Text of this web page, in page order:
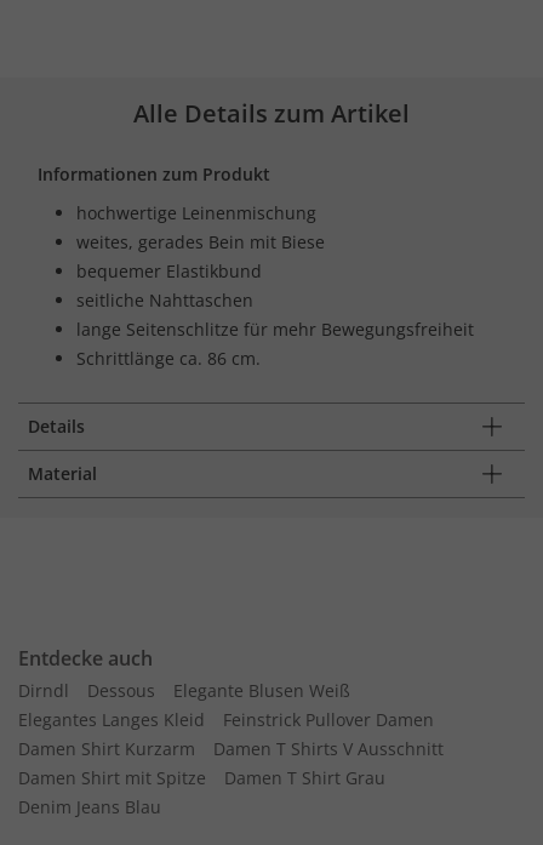
Alle Details zum Artikel
Informationen zum Produkt
hochwertige Leinenmischung
weites, gerades Bein mit Biese
bequemer Elastikbund
seitliche Nahttaschen
lange Seitenschlitze für mehr Bewegungsfreiheit
Schrittlänge ca. 86 cm.
Details
Material
Entdecke auch
Dirndl Dessous
Elegante Blusen Weiß
Elegantes Langes Kleid
Feinstrick Pullover Damen
Damen Shirt Kurzarm
Damen T Shirts V Ausschnitt
Damen Shirt mit Spitze
Damen T Shirt Grau
Denim Jeans Blau